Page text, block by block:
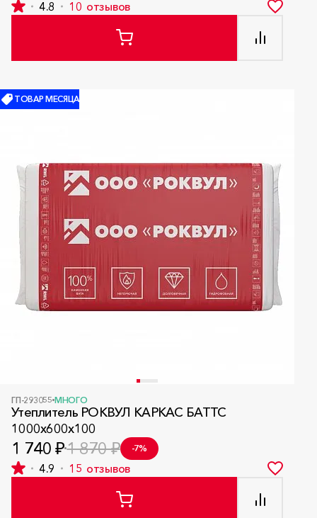
4.8 10 отзывов
ТОВАР МЕСЯЦА
ГП-293055 МНОГО
Утеплитель РОКВУЛ КАРКАС БАТТС
1000x600x100
1 740 ₽1 870 ₽ -7%
4.9 15 отзывов